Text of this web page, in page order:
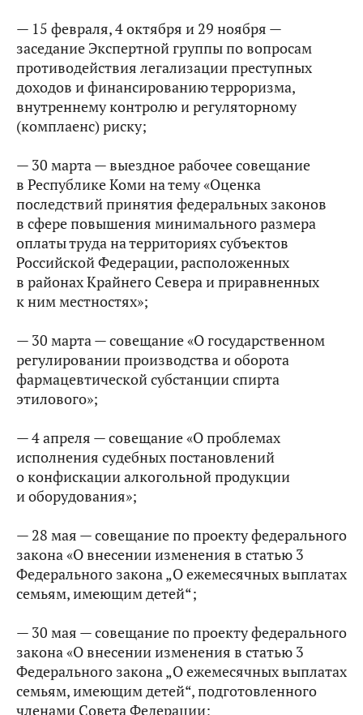
— 15 февраля, 4 октября и 29 ноября —
заседание Экспертной группы по вопросам
противодействия легализации преступных
доходов и финансированию терроризма,
внутреннему контролю и регуляторному
(комплаенс) риску;
— 30 марта — выездное рабочее совещание
в Республике Коми на тему «Оценка
последствий принятия федеральных законов
в сфере повышения минимального размера
оплаты труда на территориях субъектов
Российской Федерации, расположенных
в районах Крайнего Севера и приравненных
к ним местностях»;
— 30 марта — совещание «О государственном
регулировании производства и оборота
фармацевтической субстанции спирта
этилового»;
— 4 апреля — совещание «О проблемах
исполнения судебных постановлений
о конфискации алкогольной продукции
и оборудования»;
— 28 мая — совещание по проекту федерального
закона «О внесении изменения в статью 3
Федерального закона „О ежемесячных выплатах
семьям, имеющим детей“;
— 30 мая — совещание по проекту федерального
закона «О внесении изменения в статью 3
Федерального закона „О ежемесячных выплатах
семьям, имеющим детей“, подготовленного
членами Совета Федерации;